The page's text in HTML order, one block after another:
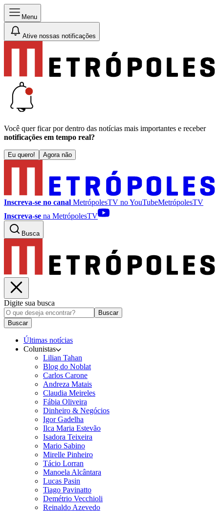
Menu
Ative nossas notificações
Você quer ficar por dentro das notícias mais importantes e receber
notificações em tempo real?
Eu quero! Agora não
Inscreva-se no canal MetrópolesTV noYouTubeMetrópolesTV
Inscreva-se na MetrópolesTV
Busca
Digite sua busca
Buscar
Buscar
Últimas notícias
Colunistas
Lilian Tahan
Blog do Noblat
Carlos Carone
Andreza Matais
Claudia Meireles
Fábia Oliveira
Dinheiro & Negócios
Igor Gadelha
Ilca Maria Estevão
Isadora Teixeira
Mario Sabino
Mirelle Pinheiro
Tácio Lorran
Manoela Alcântara
Lucas Pasin
Tiago Pavinatto
Demétrio Vecchioli
Reinaldo Azevedo